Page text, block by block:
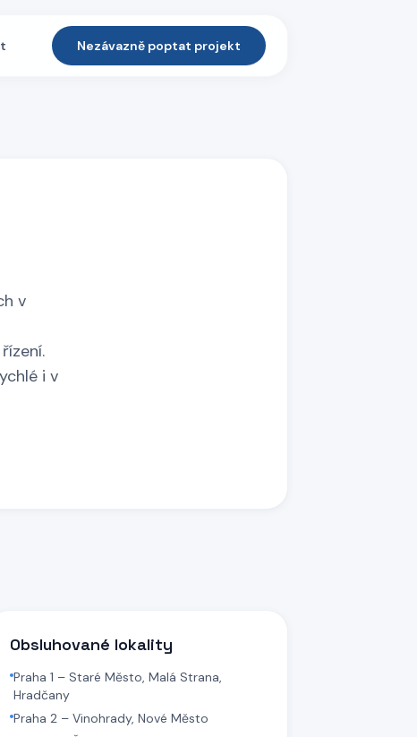
Nezávazně poptat projekt
v
i v
Obsluhované lokality
Praha 1 – Staré Město, Malá Strana,
Hradčany
Praha 2 – Vinohrady, Nové Město